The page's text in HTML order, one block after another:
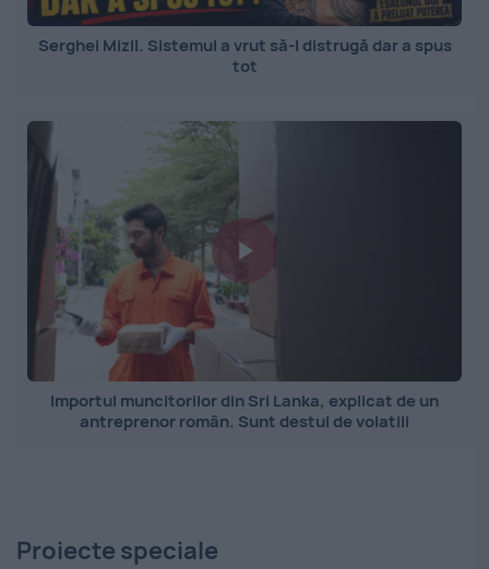
Serghei Mizil. Sistemul a vrut să-l distrugă dar a spus
tot
Importul muncitorilor din Sri Lanka, explicat de un
antreprenor român. Sunt destul de volatili
Proiecte speciale